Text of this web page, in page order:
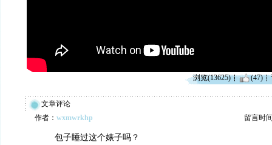
浏览(13625) (47)
文章评论
作者： wxmwrkhp 留言时
包子睡过这个婊子吗？